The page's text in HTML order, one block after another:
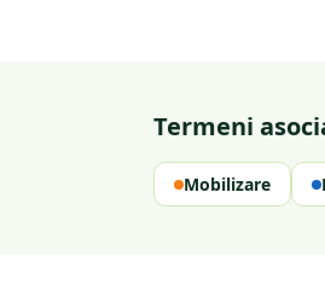
Termeni
Mobilizare